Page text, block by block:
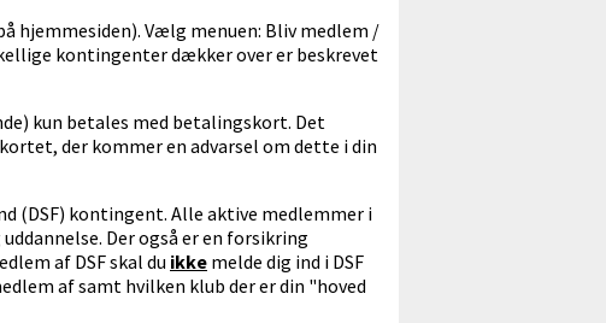
hjemmesiden). Vælg menuen: Bliv medlem /
kontingenter dækker over er beskrevet
kun betales med betalingskort. Det
der kommer en advarsel om dette i din
(DSF) kontingent. Alle aktive medlemmer i
Der også er en forsikring
af DSF skal du ikke melde dig ind i DSF
af samt hvilken klub der er din "hoved